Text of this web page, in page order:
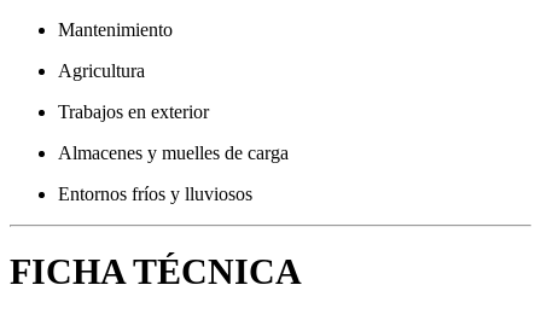
Mantenimiento
Agricultura
Trabajos en exterior
Almacenes y muelles de carga
Entornos fríos y lluviosos
FICHA TÉCNICA